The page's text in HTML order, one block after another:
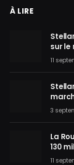
À LIRE
sur le
11
3
La
130
11